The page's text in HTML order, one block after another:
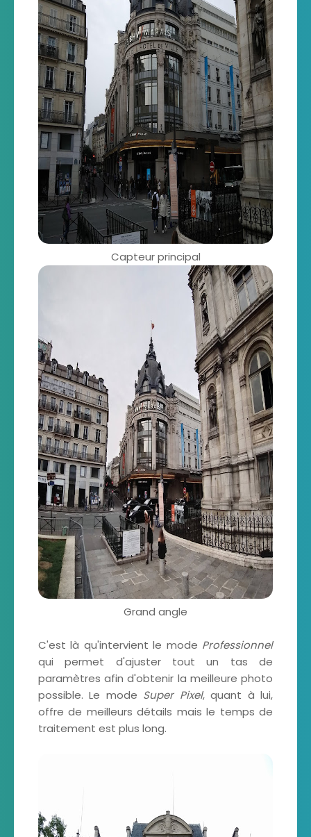
Capteur principal
Grand angle
C'est là qu'intervient le mode Professionnel
qui permet d'ajuster tout un tas de
paramètres afin d'obtenir la meilleure photo
possible. Le mode Super Pixel, quant à lui,
offre de meilleurs détails mais le temps de
traitement est plus long.